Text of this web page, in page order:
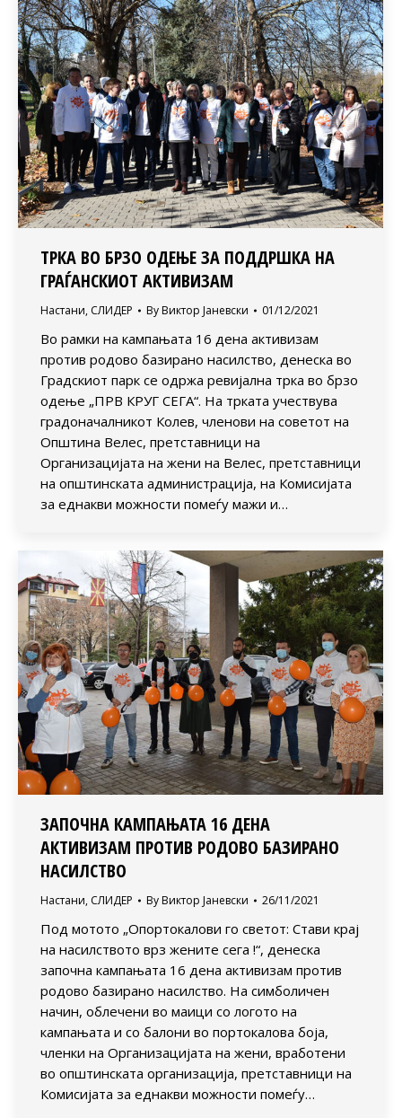
ТРКА ВО БРЗО ОДЕЊЕ ЗА ПОДДРШКА НА
ГРАЃАНСКИОТ АКТИВИЗАМ
Настани, СЛИДЕР By Виктор Јаневски 01/12/2021
Во рамки на кампањата 16 дена активизам
против родово базирано насилство, денеска во
Градскиот парк се одржа ревијална трка во брзо
одење „ПРВ КРУГ СЕГА“. На трката учествува
градоначалникот Колев, членови на советот на
Општина Велес, претставници на
Организацијата на жени на Велес, претставници
на општинската администрација, на Комисијата
за еднакви можности помеѓу мажи и…
ЗАПОЧНА КАМПАЊАТА 16 ДЕНА
АКТИВИЗАМ ПРОТИВ РОДОВО БАЗИРАНО
НАСИЛСТВО
Настани, СЛИДЕР By Виктор Јаневски 26/11/2021
Под мотото „Опортокалови го светот: Стави крај
на насилството врз жените сега !“, денеска
започна кампањата 16 дена активизам против
родово базирано насилство. На симболичен
начин, облечени во маици со логото на
кампањата и со балони во портокалова боја,
членки на Организацијата на жени, вработени
во општинската организација, претставници на
Комисијата за еднакви можности помеѓу…